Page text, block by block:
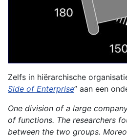
Zelfs in hiërarchische
Side of Enterprise” aan een
One division of a large
of functions. The researchers
between the two groups.